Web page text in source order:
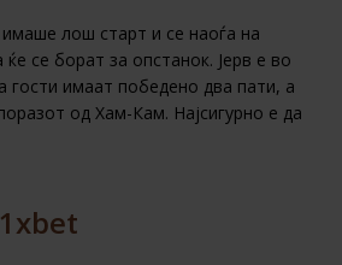
лош старт и се наоѓа на
се борат за опстанок. Јерв е во
гости имаат победено два пати, а
од Хам-Кам. Најсигурно е да
1xbet